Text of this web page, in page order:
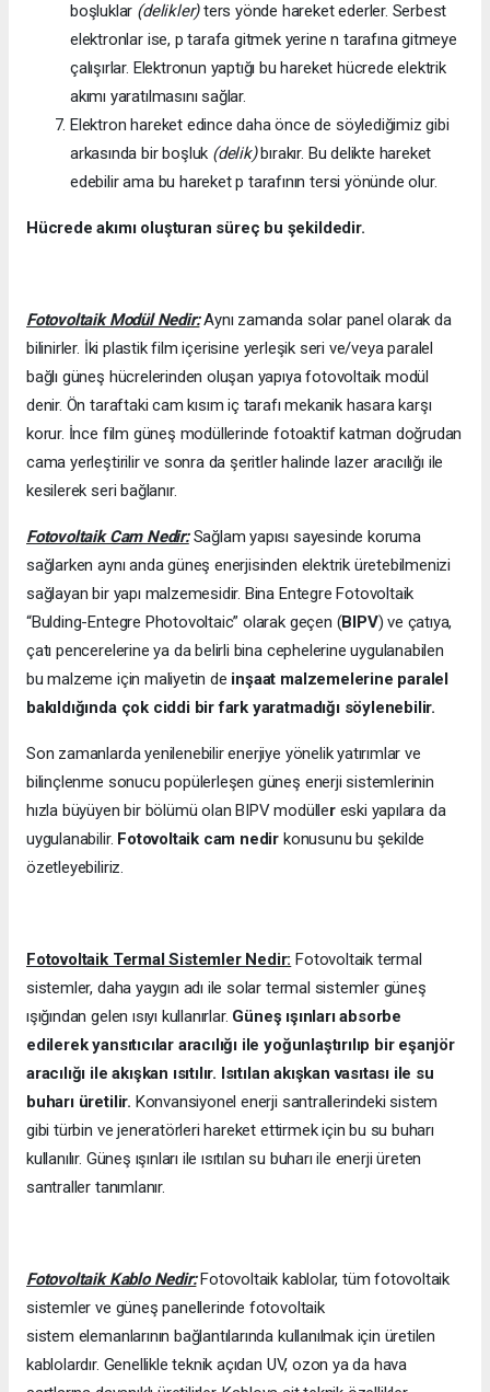
boşluklar (delikler)ters yönde hareket ederler. Serbest
elektronlar ise, p tarafa gitmek yerine n tarafına gitmeye
çalışırlar. Elektronun yaptığı bu hareket hücrede elektrik
akımı yaratılmasını sağlar.
Elektron hareket edince daha önce de söylediğimiz gibi
arkasında bir boşluk (delik)bırakır. Bu delikte hareket
edebilir ama bu hareket p tarafının tersi yönünde olur.
Hücrede akımı oluşturan süreç bu şekildedir.
Fotovoltaik Modül Nedir:Aynı zamanda solar panel olarak da
bilinirler. İki plastik film içerisine yerleşik seri ve/veya paralel
bağlı güneş hücrelerinden oluşan yapıya fotovoltaik modül
denir. Ön taraftaki cam kısım iç tarafı mekanik hasara karşı
korur. İnce film güneş modüllerinde fotoaktif katman doğrudan
cama yerleştirilir ve sonra da şeritler halinde lazer aracılığı ile
kesilerek seri bağlanır.
Fotovoltaik Cam Nedir:Sağlam yapısı sayesinde koruma
sağlarken aynı anda güneş enerjisinden elektrik üretebilmenizi
sağlayan bir yapı malzemesidir. Bina Entegre Fotovoltaik
“Bulding-Entegre Photovoltaic” olarak geçen (BIPV) ve çatıya,
çatı pencerelerine ya da belirli bina cephelerine uygulanabilen
bu malzeme için maliyetin de inşaat malzemelerine paralel
bakıldığında çok ciddi bir fark yaratmadığı söylenebilir.
Son zamanlarda yenilenebilir enerjiye yönelik yatırımlar ve
bilinçlenme sonucu popülerleşen güneş enerji sistemlerinin
hızla büyüyen bir bölümü olan BIPV modüller eski yapılara da
uygulanabilir. Fotovoltaik cam nedir konusunu bu şekilde
özetleyebiliriz.
Fotovoltaik Termal Sistemler Nedir: Fotovoltaik termal
sistemler, daha yaygın adı ile solar termal sistemler güneş
ışığından gelen ısıyı kullanırlar. Güneş ışınları absorbe
edilerek yansıtıcılar aracılığı ile yoğunlaştırılıp bir eşanjör
aracılığı ile akışkan ısıtılır. Isıtılan akışkan vasıtası ile su
buharı üretilir. Konvansiyonel enerji santrallerindeki sistem
gibi türbin ve jeneratörleri hareket ettirmek için bu su buharı
kullanılır. Güneş ışınları ile ısıtılan su buharı ile enerji üreten
santraller tanımlanır.
Fotovoltaik Kablo Nedir:Fotovoltaik kablolar, tüm fotovoltaik
sistemler ve güneş panellerinde fotovoltaik
sistem elemanlarının bağlantılarında kullanılmak için üretilen
kablolardır. Genellikle teknik açıdan UV, ozon ya da hava